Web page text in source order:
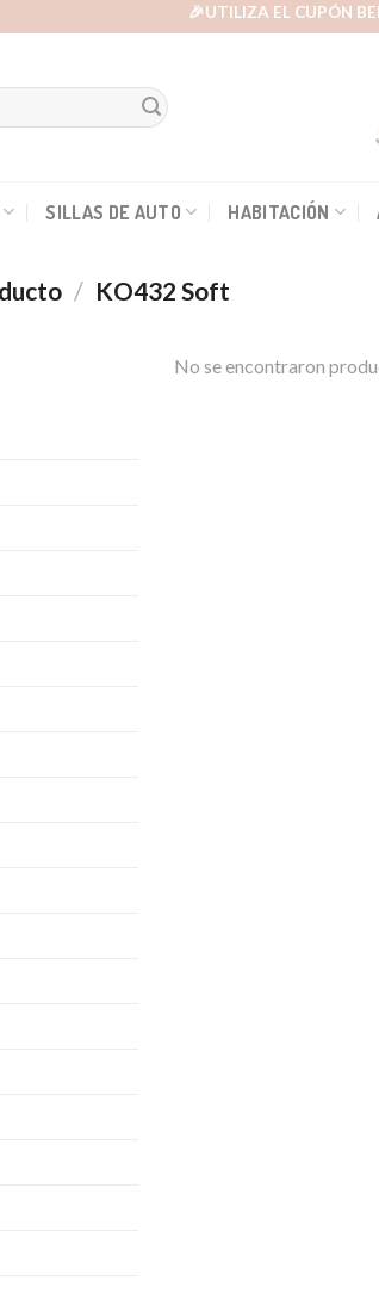
🎉UTILIZA EL CUPÓN
SILLAS DE AUTO HABITACIÓN
/ KO432 Soft
No se encontraron